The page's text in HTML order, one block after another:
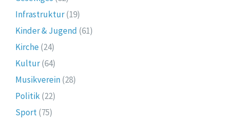
Infrastruktur(19)
Kinder & Jugend (61)
Kirche(24)
Kultur(64)
Musikverein(28)
Politik(22)
Sport(75)